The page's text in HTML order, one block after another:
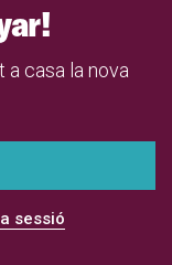
a casa la nova
sessió